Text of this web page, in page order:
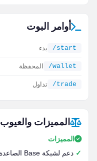
أوامر البوت
/start بدء
/wallet المحفظة
/trade تداول
المميزات والعيوب
المميزات
دعم لشبكة Base الصاعدة بقوة